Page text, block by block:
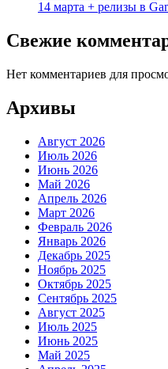
14 марта + релизы в
Свежие
Нет комментариев для
Архивы
Август 2026
Июль 2026
Июнь 2026
Май 2026
Апрель 2026
Март 2026
Февраль 2026
Январь 2026
Декабрь 2025
Ноябрь 2025
Октябрь 2025
Сентябрь 2025
Август 2025
Июль 2025
Июнь 2025
Май 2025